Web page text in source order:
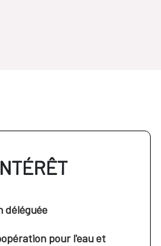
déléguée
pour l'eau et